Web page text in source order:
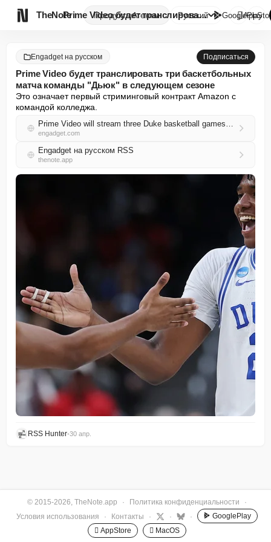
TheNote ПродуктыАгенты Prime Video будет транслироват...
Русский GooglePlay

Engadget на русском Подписаться
Prime Video будет транслировать три баскетбольных
матча команды "Дьюк" в следующем сезоне
Это означает первый стриминговый контракт Amazon с
командой колледжа.
Prime Video will stream three Duke basketball games next season
engadget.com
Engadget на русском RSS
thenote.app
RSS Hunter•30 апр.
© 2015-2026, TheNote.app · Политика конфиденциальности
·
Условия использования
· Контакты · · ·
GooglePlay
 AppStore
 MacOS